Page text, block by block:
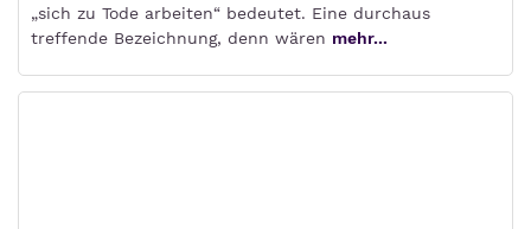
„sich zu Tode arbeiten“ bedeutet. Eine durchaus
treffende Bezeichnung, denn wären mehr...